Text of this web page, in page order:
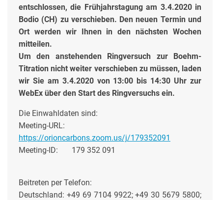
entschlossen, die Frühjahrstagung am 3.4.2020 in
Bodio (CH) zu verschieben. Den neuen Termin und
Ort werden wir Ihnen in den nächsten Wochen
mitteilen.
Um den anstehenden Ringversuch zur Boehm-
Titration nicht weiter verschieben zu müssen, laden
wir Sie am 3.4.2020 von 13:00 bis 14:30 Uhr zur
WebEx über den Start des Ringversuchs ein.
Die Einwahldaten sind:
Meeting-URL:
https://orioncarbons.zoom.us/j/179352091
Meeting-ID: 179 352 091
Beitreten per Telefon:
Deutschland: +49 69 7104 9922; +49 30 5679 5800;